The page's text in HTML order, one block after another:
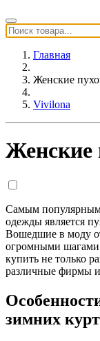
Главная
Женские
Vivilona
Женские
Самым популярным
одежды является
Вошедшие в моду
огромными
купить не только
различные фирмы
зимних